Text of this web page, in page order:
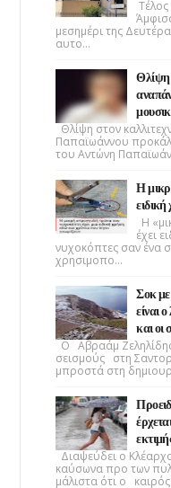
μεσημέρι της
αυτο...
Θλίψη
Θλίψη στον
Παπαϊωάννου
του Αντώνη
Η
Η
έχει
νυχοκόπτες σαν ένα
χρησιμοπο...
Σοκ
είναι
και οι
Ο Αβραάμ
σεισμούς στη
μπροστά στη
Διαψεύδει ο
καύσωνα προ των
μάλιστα ότι ο